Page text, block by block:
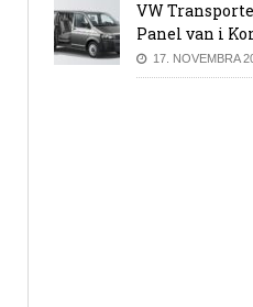
VW
Panel van i
17. NOVEMBRA